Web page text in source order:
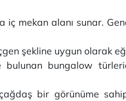
iç mekan alanı sunar.
şekline uygun olarak
bungalow
bir görünüme